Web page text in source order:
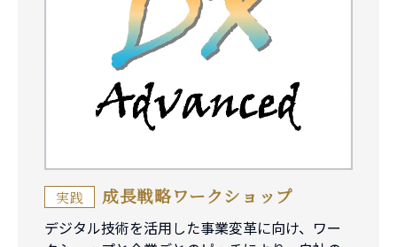
実践 成長戦略ワークショップ
デジタル技術を活用した事業変革に向け、ワー